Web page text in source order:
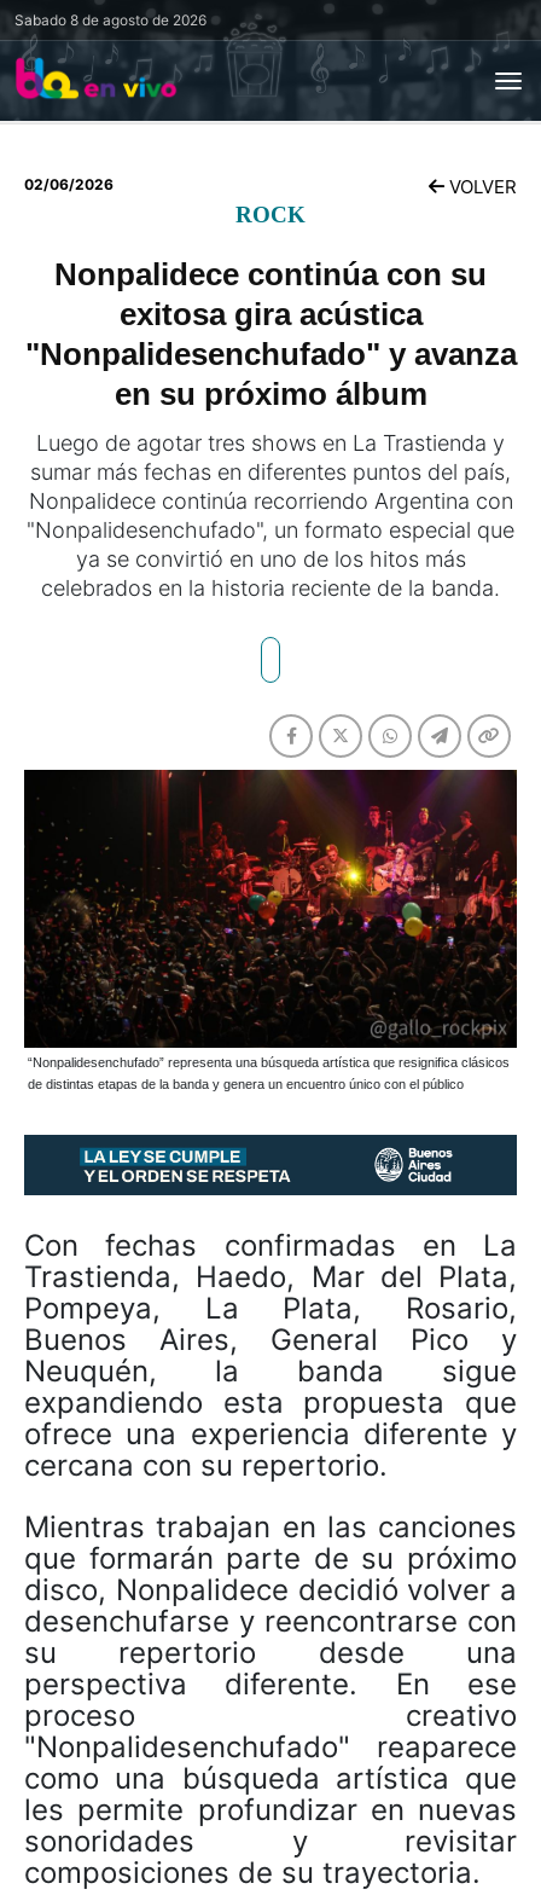
Sabado 8 de agosto de 2026
02/06/2026 VOLVER
ROCK
Nonpalidece continúa con su
exitosa gira acústica
"Nonpalidesenchufado" y avanza
en su próximo álbum
Luego de agotar tres shows en La Trastienda y
sumar más fechas en diferentes puntos del país,
Nonpalidece continúa recorriendo Argentina con
"Nonpalidesenchufado", un formato especial que
ya se convirtió en uno de los hitos más
celebrados en la historia reciente de la banda.
“Nonpalidesenchufado” representa una búsqueda artística que resignifica clásicos
de distintas etapas de la banda y genera un encuentro único con el público
Con fechas confirmadas en La
Trastienda, Haedo, Mar del Plata,
Pompeya, La Plata, Rosario,
Buenos Aires, General Pico y
Neuquén, la banda sigue
expandiendo esta propuesta que
ofrece una experiencia diferente y
cercana con su repertorio.
Mientras trabajan en las canciones
que formarán parte de su próximo
disco, Nonpalidece decidió volver a
desenchufarse y reencontrarse con
su repertorio desde una
perspectiva diferente. En ese
proceso creativo
"Nonpalidesenchufado" reaparece
como una búsqueda artística que
les permite profundizar en nuevas
sonoridades y revisitar
composiciones de su trayectoria.